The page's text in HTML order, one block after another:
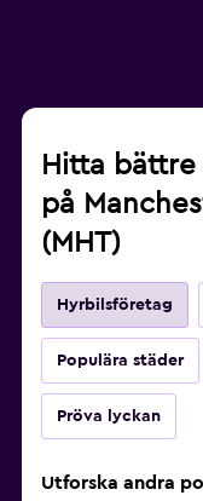
Hitta
på
(MHT)
Hyrbilsföretag
Populära städer
Pröva lyckan
Utforska andra